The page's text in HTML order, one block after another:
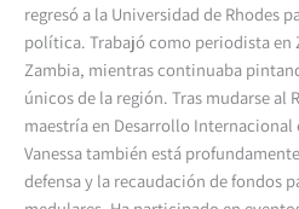
regresó a la Universidad de Rhodes
política. Trabajó como periodista en
Zambia, mientras continuaba
únicos de la región. Tras mudarse al
maestría en Desarrollo
Vanessa también está
defensa y la recaudación de fondos